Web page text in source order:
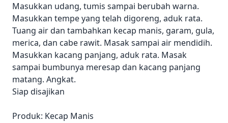
Masukkan udang, tumis sampai berubah warna.
Masukkan tempe yang telah digoreng, aduk rata.
Tuang air dan tambahkan kecap manis, garam, gula,
merica, dan cabe rawit. Masak sampai air mendidih.
Masukkan kacang panjang, aduk rata. Masak
sampai bumbunya meresap dan kacang panjang
matang. Angkat.
Siap disajikan
Produk: Kecap Manis